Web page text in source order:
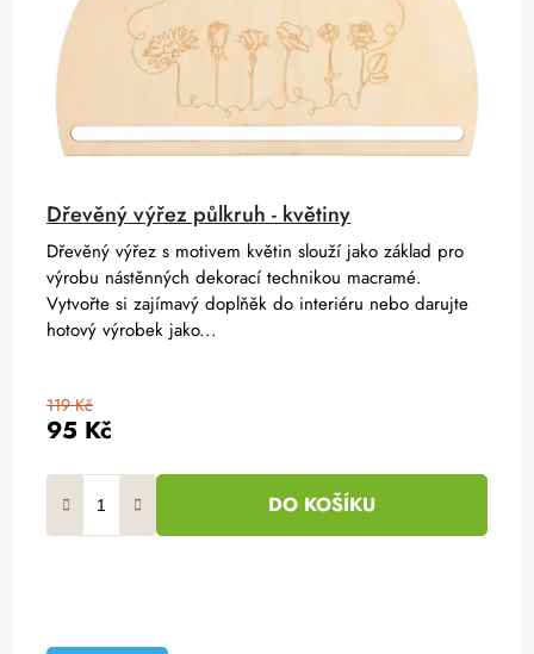
Dřevěný výřez půlkruh - květiny
95 Kč
119 Kč
DO KOŠÍKU
Dřevěný výřez s motivem květin slouží jako základ pro
výrobu nástěnných dekorací technikou macramé.
Vytvořte si zajímavý doplňěk do interiéru nebo darujte
hotový výrobek jako...